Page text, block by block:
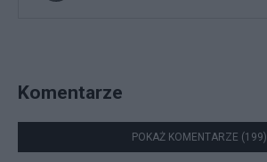
Komentarze
POKAŻ KOMENTARZE (199)